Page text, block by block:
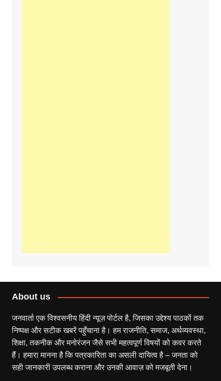
About us
जनवार्ता एक विश्वसनीय हिंदी न्यूज़ पोर्टल है, जिसका उद्देश्य पाठकों तक
निष्पक्ष और सटीक खबरें पहुँचाना है। हम राजनीति, समाज, अर्थव्यवस्था,
शिक्षा, तकनीक और मनोरंजन जैसे सभी महत्वपूर्ण विषयों को कवर करते
हैं। हमारा मानना है कि पत्रकारिता का असली दायित्व है – जनता को
सही जानकारी उपलब्ध कराना और उनकी आवाज़ को मजबूती देना।